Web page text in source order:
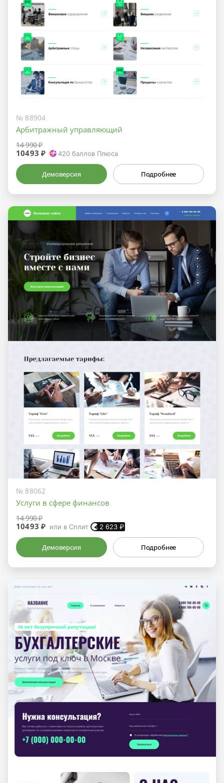
№ 88904
Арбитражный управляющий
14 990 ₽
10493 ₽ 420 баллов Плюса
Демоверсия Подробнее
№ 88062
Услуги в сфере финансов
14 990 ₽
10493 ₽ или в Сплит 2 623 ₽
Демоверсия Подробнее